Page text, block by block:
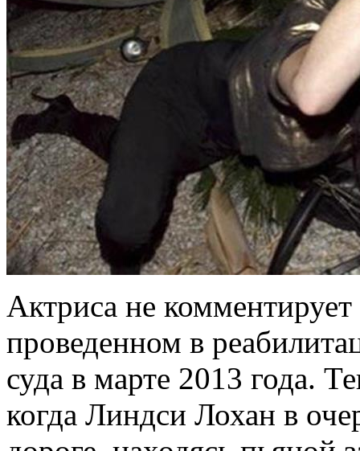
Актриса не
проведенном в
суда в марте 2013 года.
когда Линдси Лохан в